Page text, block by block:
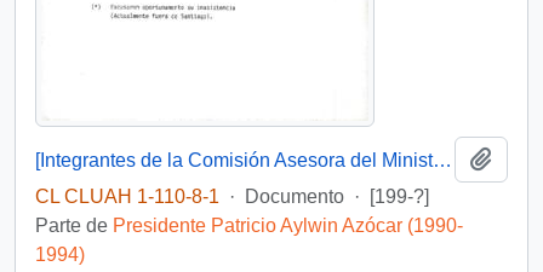
[Integrantes de la Comisión Asesora del Ministro del Interior]
CL CLUAH 1-110-8-1
· Documento ·
[199-?]
Parte de Presidente Patricio Aylwin Azócar (1990-
1994)